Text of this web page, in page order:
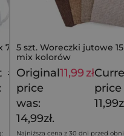
7 cm,
11,49 zł
5 szt. Woreczki jutowe
mix kolorów
Original
price
was:
14,99zł.
11,99zł
price
Najniższa cena z 30 dni przed